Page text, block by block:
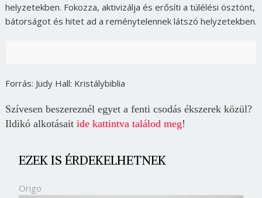
helyzetekben. Fokozza, aktivizálja és erősíti a túlélési ösztönt,
bátorságot és hitet ad a reménytelennek látszó helyzetekben.
Forrás: Judy Hall: Kristálybiblia
Szívesen beszereznél egyet a fenti csodás ékszerek közül?
Ildikó alkotásait ide kattintva találod meg!
EZEK IS ÉRDEKELHETNEK
Origo